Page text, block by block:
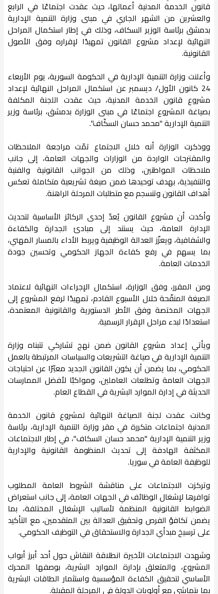
قانون الخدمة المدنية أعمالها، حيث عقدت اجتماعًا في الرابع
والعشرين من الشهر الجاري في مبنى وزارة التنمية الإدارية
بدمشق برئاسة الوزير السكاف، وذلك في إطار استكمال المراحل
النهائية لإعداد مشروع القانون تمهيدًا لإقراره وفق الأصول
القانونية.
وأعلنت وزارة التنمية الإدارية في الحكومة السورية، يوم الأربعاء
24 كانون الأول/ ديسمبر عن استكمال المراحل النهائية لإعداد
مشروع قانون الخدمة المدنية، حيث عقدت اللجنة المكلفة
بصياغة المشروع اجتماعًا في مبنى الوزارة بدمشق، برئاسة وزير
التنمية الإدارية "محمد حسان السكّاف".
ووذكرت الوزارة أنه خلال الاجتماع تمّت مراجعة الملاحظات
والمقترحات الواردة من الوزارات والجهات العامة، إلى جانب
ملاحظات المواطنين، وذلك من الجوانب القانونية والفنية
والتنفيذية، بهدف توحيدها ضمن صيغة تشريعية متكاملة تعكس
أهداف القانون وتنسجم مع متطلبات المرحلة الراهنة.
وأكدت أن مشروع القانون يُعدّ إحدى الركائز الأساسية لتحديث
الإدارة العامة، حيث يستند إلى مبادئ الجدارة والكفاءة
والشفافية، ويعزّز العدالة الوظيفية ويربط الأداء بالمسار المهني،
بما يسهم في رفع كفاءة الجهاز الحكومي وتحسين جودة
الخدمات العامة.
ومن المقرر، وفق الوزارة، استكمال الإجراءات النهائية لاعتماد
الصيغة المنقّحة خلال الأسبوع القادم، تمهيدًا لرفع المشروع إلى
الجهات المختصة وفق الأطر الدستورية والقانونية المعتمدة،
استعدادًا لبدء مراحل الإقرار الرسمية.
ويأتي إعداد مشروع القانون ضمن نهج تشاركي تتبناه وزارة
التنمية الإدارية في صياغة التشريعات والسياسات المرتبطة بالعمل
الحكومي، بما يضمن أن يكون القانون الجديد معبّرًا عن احتياجات
الجهات العامة وتطلعات العاملين، ومواكبًا لأفضل الممارسات
الحديثة في إدارة الموارد البشرية في القطاع العام.
وكانت عقدت لجنة الصياغة النهائية لمشروع قانون الخدمة
المدنية اجتماعات متكررة في مقر وزارة التنمية الإدارية، برئاسة
وزير التنمية الإدارية "محمد حسان السكاف"، في إطار الاجتماعات
المكثفة الهادفة إلى تحديث المنظومة القانونية والإدارية
للوظيفة العامة في سوريا.
وتركزت الاجتماعات على مناقشة الشروط العامة المطلوب
توافرها لإشغال الوظائف في الجهات العامة، إلى جانب استعراض
الضوابط القانونية المنظمة لأساليب الإشغال المختلفة، بما
يضمن تكافؤ الفرص وتحقيق العدالة بين المتقدمين، مع التأكيد
على ترسيخ مبدأي الجدارة والاستحقاق في التوظيف الحكومي.
وشهدت الاجتماعات الأخيرة انطلاقة النقاش حول أحد أبرز أبواب
المشروع، والمتعلق بإدارة الموارد البشرية، بوصفها المحرك
الأساسي لتحقيق الكفاءة المؤسسية واستثمار الطاقات البشرية
بما يتماشى مع أولويات الدولة في المرحلة المقبلة.